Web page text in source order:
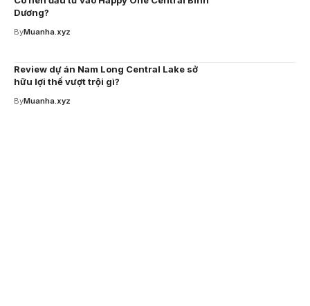
Dương?
ByMuanha.xyz
Review dự án Nam Long Central Lake sở
hữu lợi thế vượt trội gì?
ByMuanha.xyz